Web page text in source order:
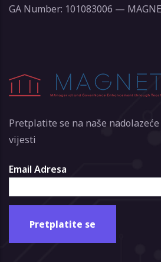
GA Number: 101083006 —
Pretplatite se na naše
vijesti
Email Adresa